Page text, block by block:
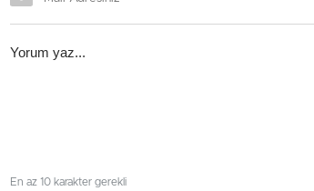
En az 10 karakter gerekli